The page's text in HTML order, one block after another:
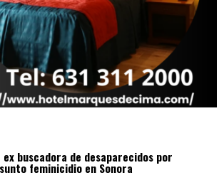
ex buscadora de desaparecidos por
feminicidio en Sonora